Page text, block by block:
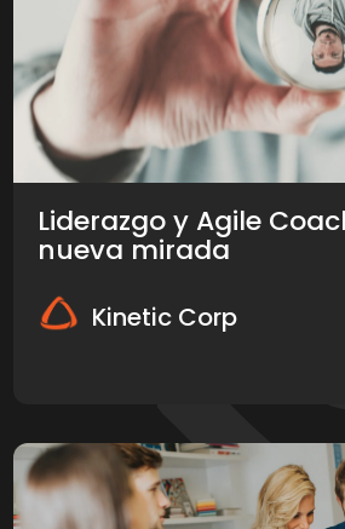
Liderazgo y Agile
nueva mirada
Kinetic Corp